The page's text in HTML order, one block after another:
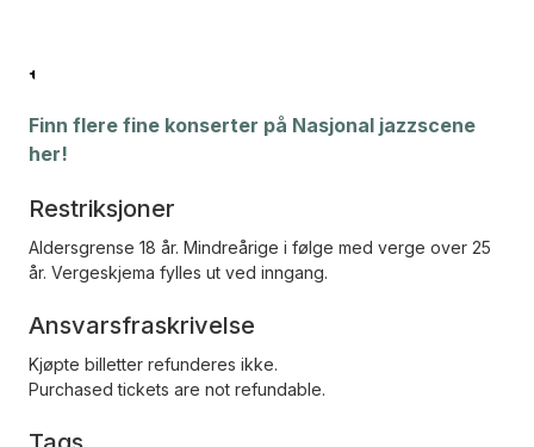
Finn flere fine konserter på Nasjonal jazzscene
her!
Restriksjoner
Aldersgrense 18 år. Mindreårige i følge med verge over 25
år. Vergeskjema fylles ut ved inngang.
Ansvarsfraskrivelse
Kjøpte billetter refunderes ikke.
Purchased tickets are not refundable.